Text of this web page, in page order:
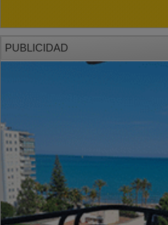
PUBLICIDAD